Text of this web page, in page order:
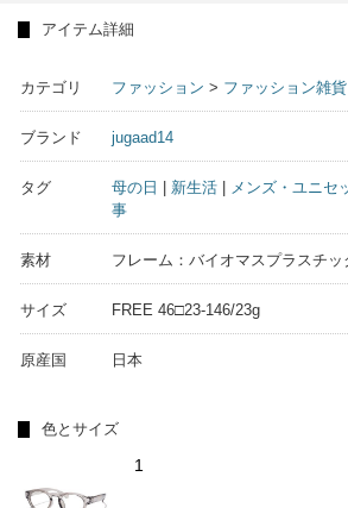
アイテム詳細
カテゴリ ファッション > ファッション雑貨
ブランド jugaad14
タグ 母の日 新生活 メンズ・ユニセ
事
素材 フレーム：バイオマスプラスチッ
サイズ FREE 46□23-146/23g
原産国 日本
色とサイズ
1